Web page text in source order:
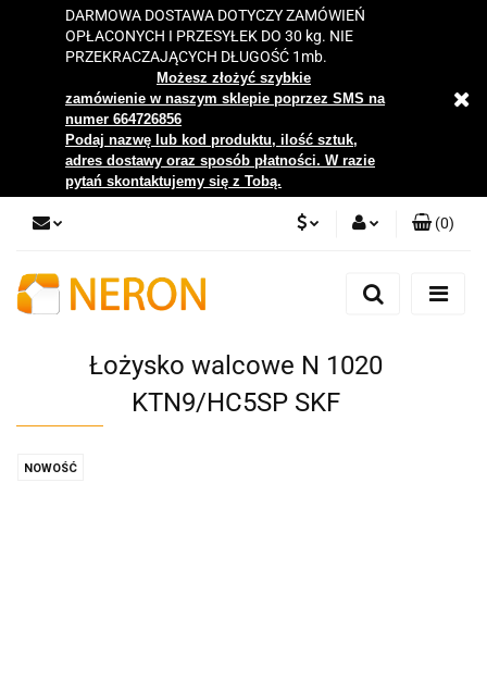
DARMOWA DOSTAWA DOTYCZY ZAMÓWIEŃ
OPŁACONYCH I PRZESYŁEK DO 30 kg. NIE
PRZEKRACZAJĄCYCH DŁUGOŚĆ 1mb.
Możesz złożyć szybkie
zamówienie w naszym sklepie poprzez SMS na
numer 664726856
Podaj nazwę lub kod produktu, ilość sztuk,
adres dostawy oraz sposób płatności. W razie
pytań skontaktujemy się z Tobą.
Zaloguj się
Zgody cookies
(0)
Łożysko walcowe N 1020
KTN9/HC5SP SKF
NOWOŚĆ